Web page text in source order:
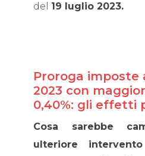
del 19 luglio 2023.
Proroga imposte
2023 con
0,40%: gli effetti
Cosa sarebbe
ulteriore intervento